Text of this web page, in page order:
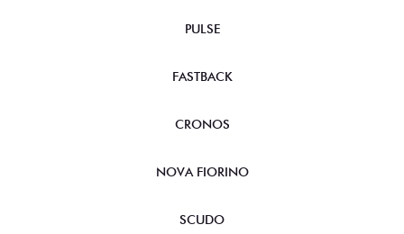
PULSE
FASTBACK
CRONOS
NOVA FIORINO
SCUDO